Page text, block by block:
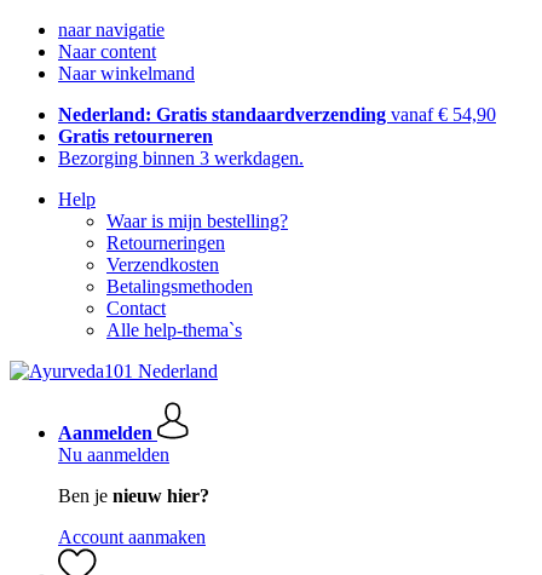
naar navigatie
Naar content
Naar winkelmand
Nederland: Gratis standaardverzending vanaf € 54,90
Gratis retourneren
Bezorging binnen 3 werkdagen.
Help
Waar is mijn bestelling?
Retourneringen
Verzendkosten
Betalingsmethoden
Contact
Alle help-thema`s
Aanmelden
Nu aanmelden
Ben je nieuw hier?
Account aanmaken